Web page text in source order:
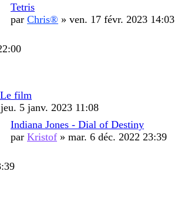
Tetris
par Chris® » ven. 17 févr. 2023 14:03
film
jeu. 5 janv. 2023 11:08
Indiana Jones - Dial of Destiny
par Kristof » mar. 6 déc. 2022 23:39